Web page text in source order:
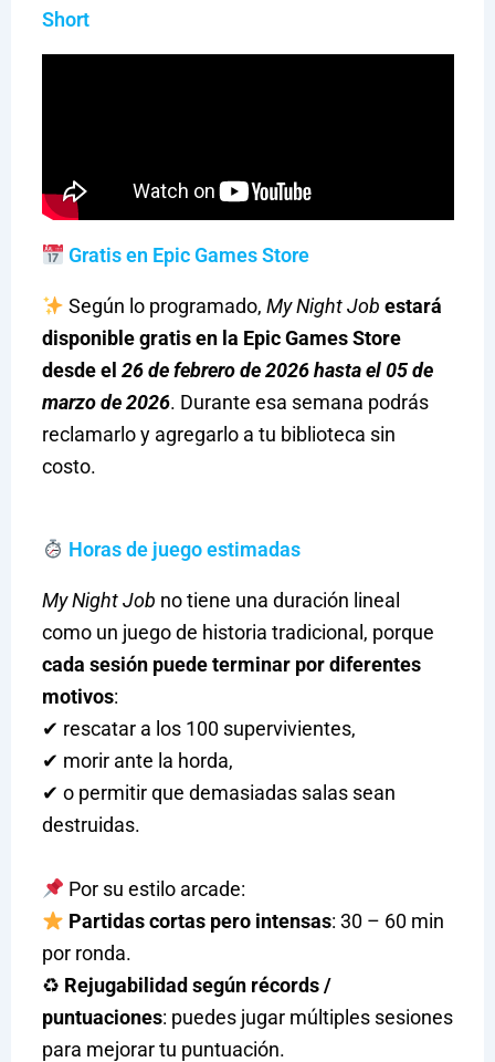
Short
Gratis en Epic Games Store
Según lo programado,My Night Job estará
disponible gratis en la Epic Games Store
desde el 26 de febrero de 2026 hasta el 05 de
marzo de 2026. Durante esa semana podrás
reclamarlo y agregarlo a tu biblioteca sin
costo.
Horas de juego estimadas
My Night Job no tiene una duración lineal
como un juego de historia tradicional, porque
cada sesión puede terminar por diferentes
motivos:
✔ rescatar a los 100 supervivientes,
✔ morir ante la horda,
✔ o permitir que demasiadas salas sean
destruidas.
Por su estilo arcade:
Partidas cortas pero intensas: 30 – 60 min
por ronda.
♻ Rejugabilidad según récords /
puntuaciones: puedes jugar múltiples sesiones
para mejorar tu puntuación.